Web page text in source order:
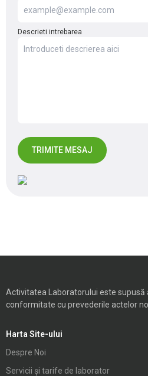
Descrieti intrebarea
Activitatea Laboratorului este supusă
conformitate cu prevederile actelor
Harta Site-ului
Despre Noi
Servicii și tarife de laborator